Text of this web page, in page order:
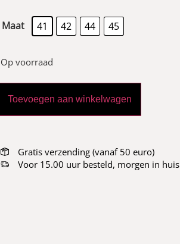
Maat 41 42 44 45
Op voorraad
Toevoegen aan winkelwagen
Gratis verzending (vanaf 50 euro)
Voor 15.00 uur besteld, morgen in huis